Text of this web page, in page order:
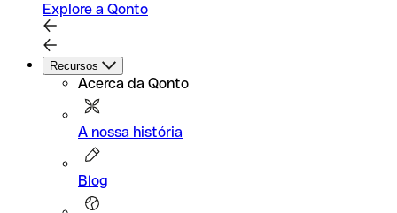
Explore a Qonto
Recursos
Acerca da Qonto
A nossa história
Blog